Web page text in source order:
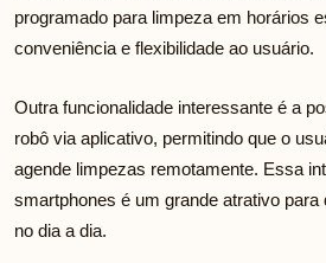
programado para limpeza em horários
conveniência e flexibilidade ao usuário.
Outra funcionalidade interessante é a
robô via aplicativo, permitindo que o
agende limpezas remotamente. Essa
smartphones é um grande atrativo
no dia a dia.